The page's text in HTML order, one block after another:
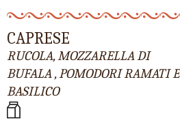
CAPRESE
RUCOLA, MOZZARELLA DI
BUFALA , POMODORI RAMATI E
BASILICO